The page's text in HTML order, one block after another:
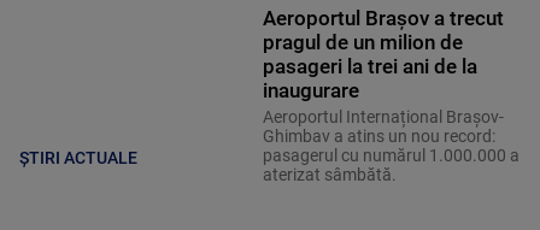
ȘTIRI ACTUALE
Aeroportul Brașov a trecut
pragul de un milion de
pasageri la trei ani de la
inaugurare
Aeroportul Internațional Brașov-
Ghimbav a atins un nou record:
pasagerul cu numărul 1.000.000 a
aterizat sâmbătă.